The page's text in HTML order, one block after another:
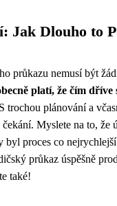
Jak Dlouho to
průkazu nemusí být
platí, že čím
S trochou plánování a
Myslete na to, že
byl proces co
průkaz úspěšně
také!